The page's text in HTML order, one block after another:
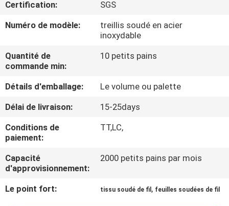
VISITE
D'USINE
DE
QUALITÉ
CONTACTEZ-
NOUS
Certification:
SGS
Numéro de modèle:
treillis soudé en acier
inoxydable
Quantité de
commande min:
10 petits pains
Détails d'emballage:
Le volume ou palette
Délai de livraison:
15-25days
Conditions de
paiement:
TT,LC,
Capacité
d'approvisionnement:
2000 petits pains par mois
Le point fort: tissu soudé de fil , feuilles soudées de fil